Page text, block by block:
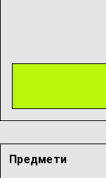
Предмети